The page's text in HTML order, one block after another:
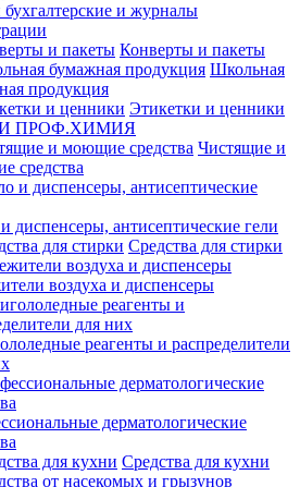
и журналы
Конверты и пакеты
Школьная
продукция
Этикетки и ценники
ПРОФ.ХИМИЯ
Чистящие и
средства
диспенсеры, антисептические гели
Средства для стирки
воздуха и диспенсеры
реагенты и распределители
дерматологические
Средства для кухни